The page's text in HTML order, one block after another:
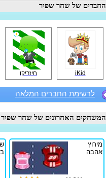
החברים של שחר שפיר
iKid חיזריקו
לרשימת החברים המלאה
המשחקים האחרונים של שחר שפיר
מירוץ
אהבה